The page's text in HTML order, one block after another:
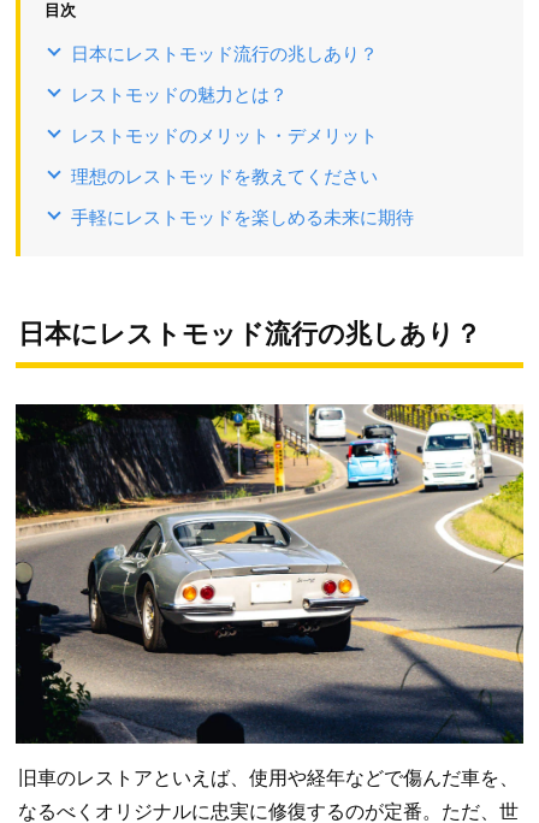
目次
日本にレストモッド流行の兆しあり？
レストモッドの魅力とは？
レストモッドのメリット・デメリット
理想のレストモッドを教えてください
手軽にレストモッドを楽しめる未来に期待
日本にレストモッド流行の兆しあり？
旧車のレストアといえば、使用や経年などで傷んだ車を、
なるべくオリジナルに忠実に修復するのが定番。ただ、世